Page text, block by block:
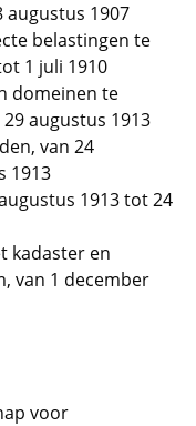
augustus 1907
belastingen te
1 juli 1910
domeinen te
augustus 1913
van 24
1913
1913 tot 24
kadaster en
van 1 december
voor